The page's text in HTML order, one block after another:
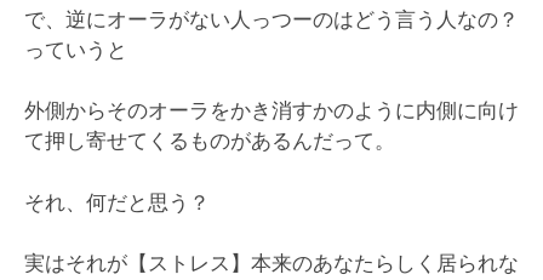
で、逆にオーラがない人っつーのはどう言う人なの？
っていうと
外側からそのオーラをかき消すかのように内側に向け
て押し寄せてくるものがあるんだって。
それ、何だと思う？
実はそれが【ストレス】本来のあなたらしく居られな